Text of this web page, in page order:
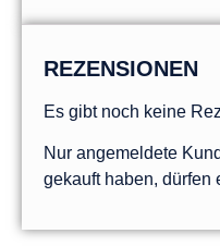
REZENSIONEN
Es gibt noch keine
Nur angemeldete
gekauft haben, dürfen